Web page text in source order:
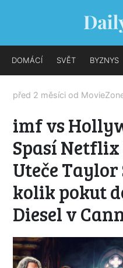
DOMÁCÍ SVĚT BYZNYS
před 2 měsíci od
imf vs
Spasí
Uteče
kolik pokut
Diesel v